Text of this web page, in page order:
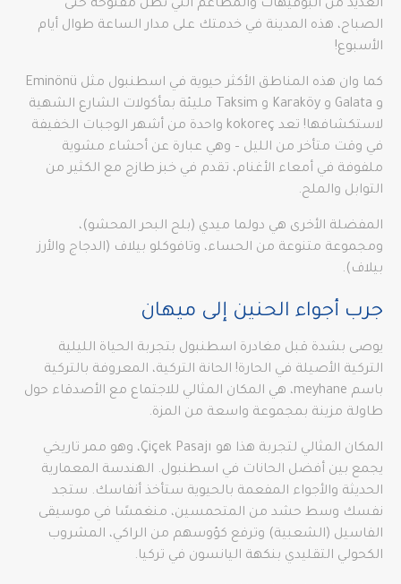
العديد من البوفيهات والمطاعم التي تظل مفتوحة حتى
الصباح، هذه المدينة في خدمتك على مدار الساعة طوال أيام
الأسبوع!
كما وان هذه المناطق الأكثر حيوية في اسطنبول مثل Eminönü
و Galata و Karaköy و Taksim مليئة بمأكولات الشارع الشهية
لاستكشافها! تعد kokoreç واحدة من أشهر الوجبات الخفيفة
في وقت متأخر من الليل – وهي عبارة عن أحشاء مشوية
ملفوفة في أمعاء الأغنام، تقدم في خبز طازج مع الكثير من
التوابل والملح.
المفضلة الأخرى هي دولما ميدي (بلح البحر المحشو)،
ومجموعة متنوعة من الحساء، وتافوكلو بيلاف (الدجاج والأرز
بيلاف).
جرب أجواء الحنين إلى ميهان
يوصى بشدة قبل مغادرة اسطنبول بتجربة الحياة الليلية
التركية الأصيلة في الحارة! الحانة التركية، المعروفة بالتركية
باسم meyhane، هي المكان المثالي للاجتماع مع الأصدقاء حول
طاولة مزينة بمجموعة واسعة من المزة.
المكان المثالي لتجربة هذا هو Çiçek Pasajı، وهو ممر تاريخي
يجمع بين أفضل الحانات في اسطنبول. الهندسة المعمارية
الحديثة والأجواء المفعمة بالحيوية ستأخذ أنفاسك. ستجد
نفسك وسط حشد من المتحمسين، منغمسًا في موسيقى
الفاسيل (الشعبية) وترفع كؤوسهم من الراكي، المشروب
الكحولي التقليدي بنكهة اليانسون في تركيا.